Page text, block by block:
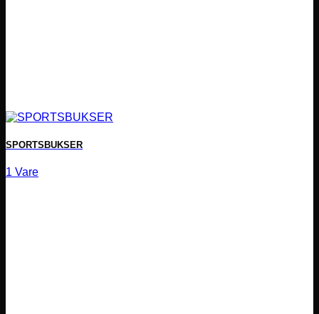
SPORTSBUKSER
1 Vare